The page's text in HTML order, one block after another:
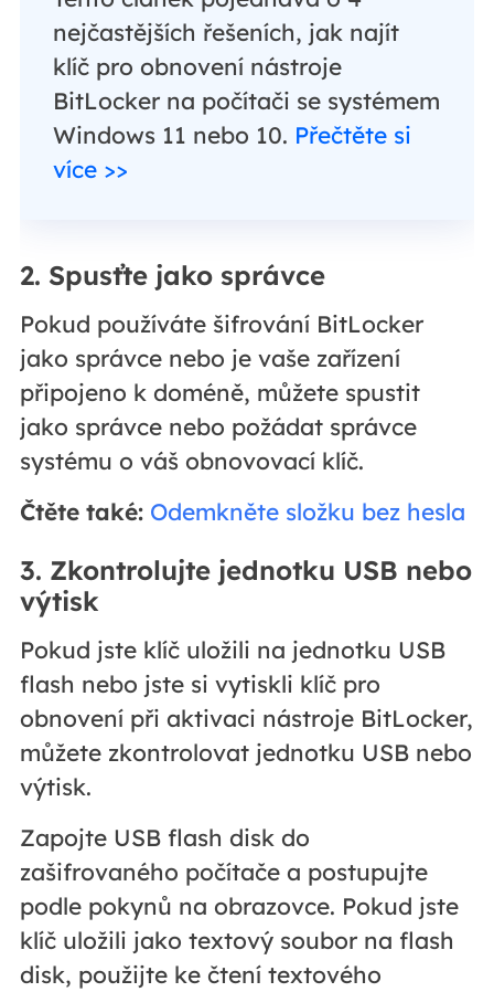
nejčastějších řešeních, jak najít
klíč pro obnovení nástroje
BitLocker na počítači se systémem
Windows 11 nebo 10. Přečtěte si
více >>
2. Spusťte jako správce
Pokud používáte šifrování BitLocker
jako správce nebo je vaše zařízení
připojeno k doméně, můžete spustit
jako správce nebo požádat správce
systému o váš obnovovací klíč.
Čtěte také: Odemkněte složku bez hesla
3. Zkontrolujte jednotku USB nebo
výtisk
Pokud jste klíč uložili na jednotku USB
flash nebo jste si vytiskli klíč pro
obnovení při aktivaci nástroje BitLocker,
můžete zkontrolovat jednotku USB nebo
výtisk.
Zapojte USB flash disk do
zašifrovaného počítače a postupujte
podle pokynů na obrazovce. Pokud jste
klíč uložili jako textový soubor na flash
disk, použijte ke čtení textového